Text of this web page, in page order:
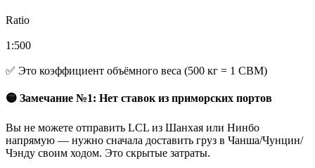
Ratio
1:500
✅ Это коэффициент объёмного веса (500 кг = 1 CBM)
🟡 Замечание №1: Нет ставок из приморских портов
Вы не можете отправить LCL из Шанхая или Нинбо
напрямую — нужно сначала доставить груз в Чанша/Чунцин/
Чэнду своим ходом. Это скрытые затраты.